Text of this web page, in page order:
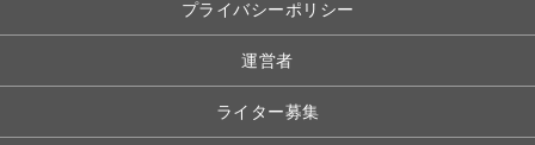
プライバシーポリシー
運営者
ライター募集